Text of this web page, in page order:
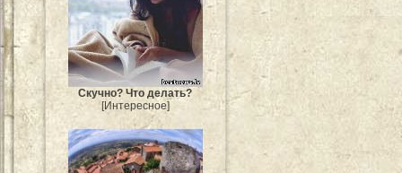
Скучно? Что делать?
[Интересное]